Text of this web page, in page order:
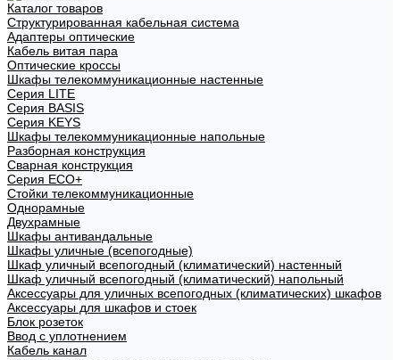
Каталог товаров
Структурированная кабельная система
Адаптеры оптические
Кабель витая пара
Оптические кроссы
Шкафы телекоммуникационные настенные
Cерия LITE
Cерия BASIS
Cерия KEYS
Шкафы телекоммуникационные напольные
Разборная конструкция
Сварная конструкция
Серия ECO+
Стойки телекоммуникационные
Однорамные
Двухрамные
Шкафы антивандальные
Шкафы уличные (всепогодные)
Шкаф уличный всепогодный (климатический) настенный
Шкаф уличный всепогодный (климатический) напольный
Аксессуары для уличных всепогодных (климатических) шкафов
Аксессуары для шкафов и стоек
Блок розеток
Ввод с уплотнением
Кабель канал